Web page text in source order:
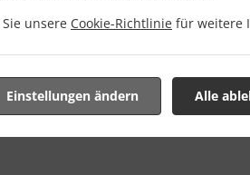
unsere Cookie-Richtlinie für weitere
Alle
Einstellungen ändern
in der Nähe von Lüsslingen und
Online-Menü anzusehen
Ihre Bestellung mit einer